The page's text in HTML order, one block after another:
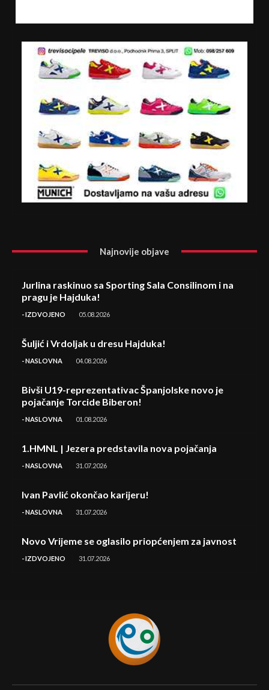
Najnovije objave
Jurlina raskinuo sa Sporting Sala Consilinom i na
pragu je Hajduka!
- IZDVOJENO 05.08.2026
Šuljić i Vrdoljak u dresu Hajduka!
- NASLOVNA 04.08.2026
Bivši U19-reprezentativac Španjolske novo je
pojačanje Torcide Biberon!
- NASLOVNA 01.08.2026
1.HMNL | Jezera predstavila nova pojačanja
- NASLOVNA 31.07.2026
Ivan Pavlić okončao karijeru!
- NASLOVNA 31.07.2026
Novo Vrijeme se oglasilo priopćenjem za javnost
- IZDVOJENO 31.07.2026